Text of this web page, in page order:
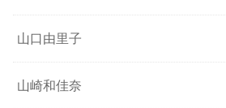
山口由里子
山崎和佳奈